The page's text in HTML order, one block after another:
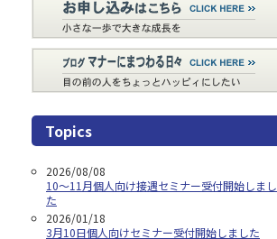
Topics
2026/08/08
10～11月個人向け接遇セミナー受付開始しまし
た
2026/01/18
3月10日個人向けセミナー受付開始しました